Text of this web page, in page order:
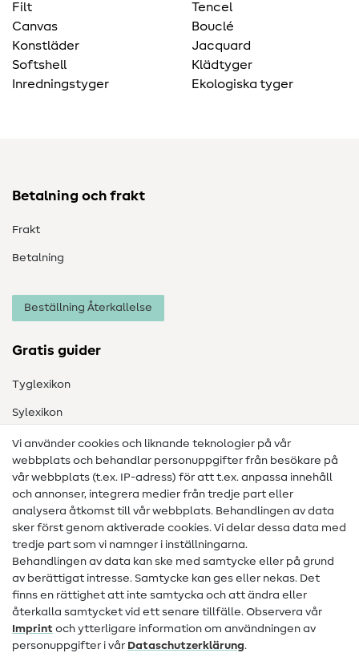
Filt
Canvas
Konstläder
Softshell
Inredningstyger
Tencel
Bouclé
Jacquard
Klädtyger
Ekologiska tyger
Betalning och frakt
Frakt
Betalning
Beställning Återkallelse
Gratis guider
Tyglexikon
Sylexikon
Sömnadsinstruktioner
Hjälp & kontakt
Kontakt
Information om byte av operatör
FAQ
Ångerrätt
Populärt
Vi använder cookies och liknande teknologier på vår
webbplats och behandlar personuppgifter från besökare på
vår webbplats (t.ex. IP-adress) för att t.ex. anpassa innehåll
och annonser, integrera medier från tredje part eller
analysera åtkomst till vår webbplats. Behandlingen av data
sker först genom aktiverade cookies. Vi delar dessa data med
tredje part som vi namnger i inställningarna.
Behandlingen av data kan ske med samtycke eller på grund
av berättigat intresse. Samtycke kan ges eller nekas. Det
finns en rättighet att inte samtycka och att ändra eller
återkalla samtycket vid ett senare tillfälle. Observera vår
Imprint och ytterligare information om användningen av
personuppgifter i vår Data­schutz­erklärung.